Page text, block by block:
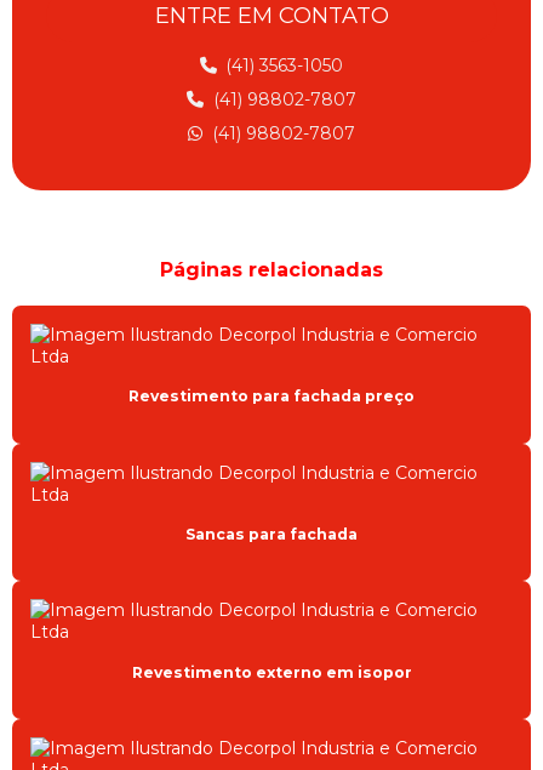
MOLDURAS PARA FACHADAS EM EPS
PROJETO ARQUITETONICO FACHADA
PROJETOS ARQUITETÔNICOS FACHADAS CASAS
REVESTIMENTO EXTERNO EM ISOPOR
REVESTIMENTO PARA FACHADA EXTERNA
SANCAS E MOLDURAS EPS
SANCAS PARA FACHADA
ENTRE EM CONTATO
(41) 3563-1050
(41) 98802-7807
(41) 98802-7807
Páginas relacionadas
Revestimento para fachada preço
Sancas para fachada
Revestimento externo em isopor